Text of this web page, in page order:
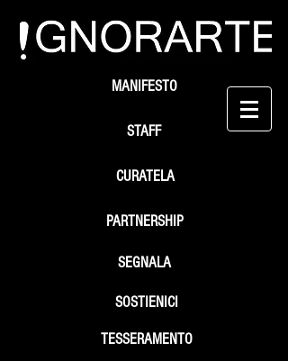
STAFF
SEGNALA
SOSTIENICI
MANIFESTO
PARTNERSHIP
TESSERAMENTO
CURATELA